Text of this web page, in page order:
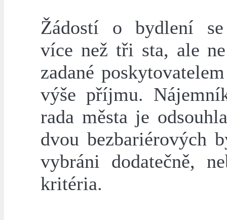
Žádostí o bydlení
více než tři sta, ale
zadané
výše příjmu.
rada města je
dvou bezbariérových
vybráni dodatečně,
kritéria.